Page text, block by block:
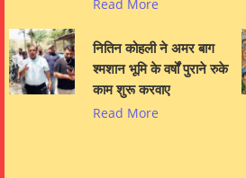
Read More
नितिन कोहली ने अमर बाग
श्मशान भूमि के वर्षों पुराने रुके
काम शुरू करवाए
Read More